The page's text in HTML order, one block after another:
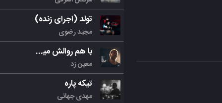
تولد (اجرای زنده)
مجید رضوی
با هم روالش میکنیم
معین زد
تیکه پاره
مهدی جهانی